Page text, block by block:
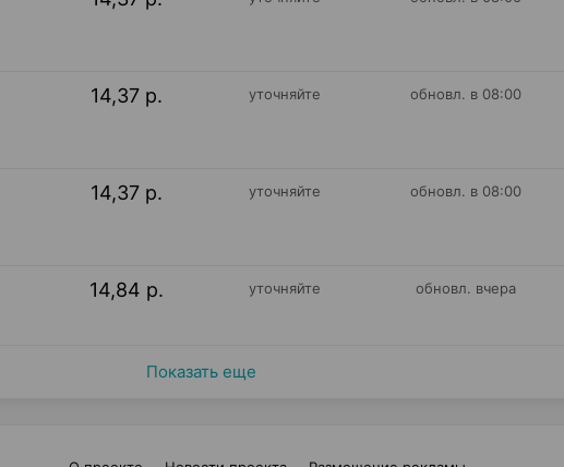
14,37 р. уточняйте обновл. в 08:00
14,37 р. уточняйте обновл. в 08:00
14,84 р. уточняйте обновл. вчера
Показать еще